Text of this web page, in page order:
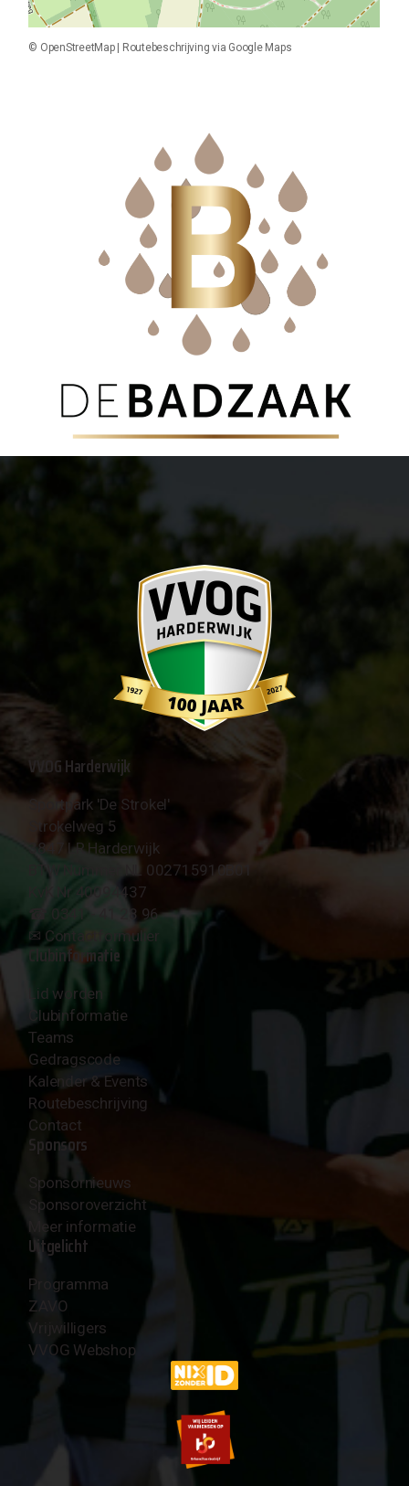
© OpenStreetMap| Routebeschrijving via Google Maps
VVOG Harderwijk
Sportpark 'De Strokel'
Strokelweg 5
3847 LR Harderwijk
BTW Nummer NL 002715910B01
KvK Nr 40094437
☎︎ 0341 - 41 28 96
✉︎ Contactformulier
Clubinformatie
Lid worden
Clubinformatie
Teams
Gedragscode
Kalender & Events
Routebeschrijving
Contact
Sponsors
Sponsornieuws
Sponsoroverzicht
Meer informatie
Uitgelicht
Programma
ZAVO
Vrijwilligers
VVOG Webshop